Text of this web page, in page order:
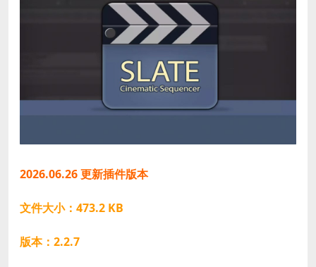
2026.06.26 更新插件版本
文件大小：473.2 KB
版本：2.2.7